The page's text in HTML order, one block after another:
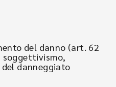
del danno (art. 62
soggettivismo,
danneggiato